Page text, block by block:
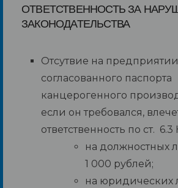
ОТВЕТСТВЕННОСТЬ ЗА
ЗАКОНОДАТЕЛЬСТВА
Отсутвие на предприятии
согласованного паспорта
канцерогенного
если он требовался,
ответственность по ст.
на должностных
1 000 рублей;
на юридических